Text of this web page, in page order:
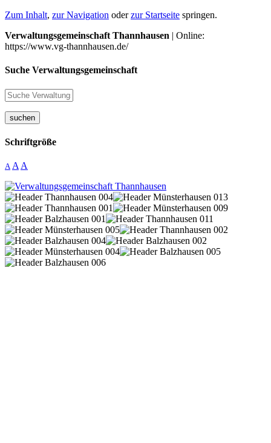
Zum Inhalt, zur Navigation oderzur Startseite springen.
Verwaltungsgemeinschaft Thannhausen | Online:
https://www.vg-thannhausen.de/
Suche Verwaltungsgemeinschaft
suchen
Schriftgröße
A A A